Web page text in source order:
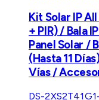
Kit Solar IP
+ PIR) / Bala
Panel Solar /
(Hasta 11
Vías /
DS-